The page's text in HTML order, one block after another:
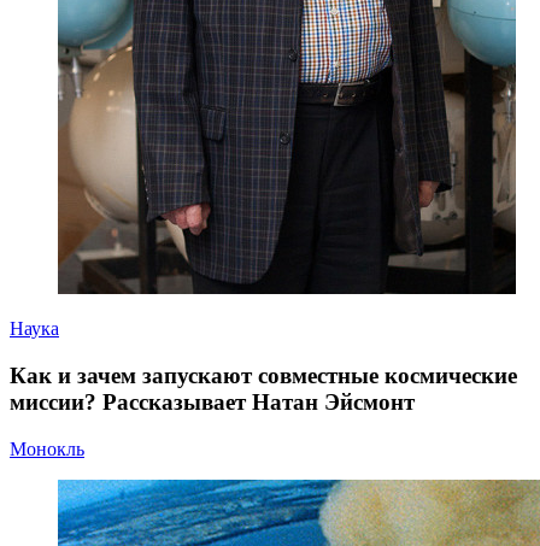
Наука
Как и зачем запускают совместные космические
миссии? Рассказывает Натан Эйсмонт
Монокль